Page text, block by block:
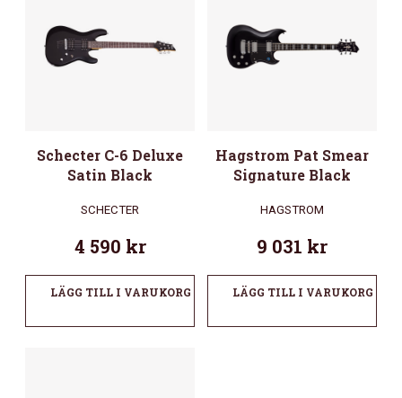
Schecter C-6 Deluxe
Satin Black
SCHECTER
4 590 kr
LÄGG TILL I VARUKORG
Hagstrom Pat Smear
Signature Black
HAGSTROM
9 031 kr
LÄGG TILL I VARUKORG